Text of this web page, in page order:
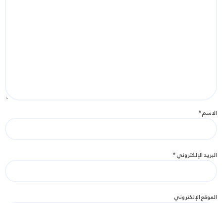
الاسم*
البريد الإلكتروني*
الموقع الإلكتروني